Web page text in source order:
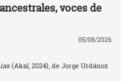
voces de
05/08/2026
(Akal, 2024), de Jorge Urdánoz